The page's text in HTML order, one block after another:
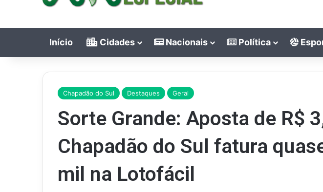
Início Cidades Nacionais Política
Chapadão do Sul Destaques Geral
Sorte Grande: Aposta de R$
Chapadão do Sul fatura
mil na Lotofácil